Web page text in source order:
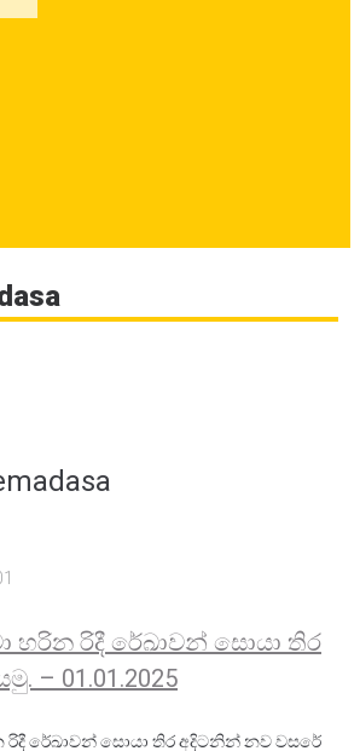
හරින රිදී රේඛාවන් සොයා තිර
– 01.01.2025
රිදී රේඛාවන් සොයා තිර අදිටනින් නව වසරේ